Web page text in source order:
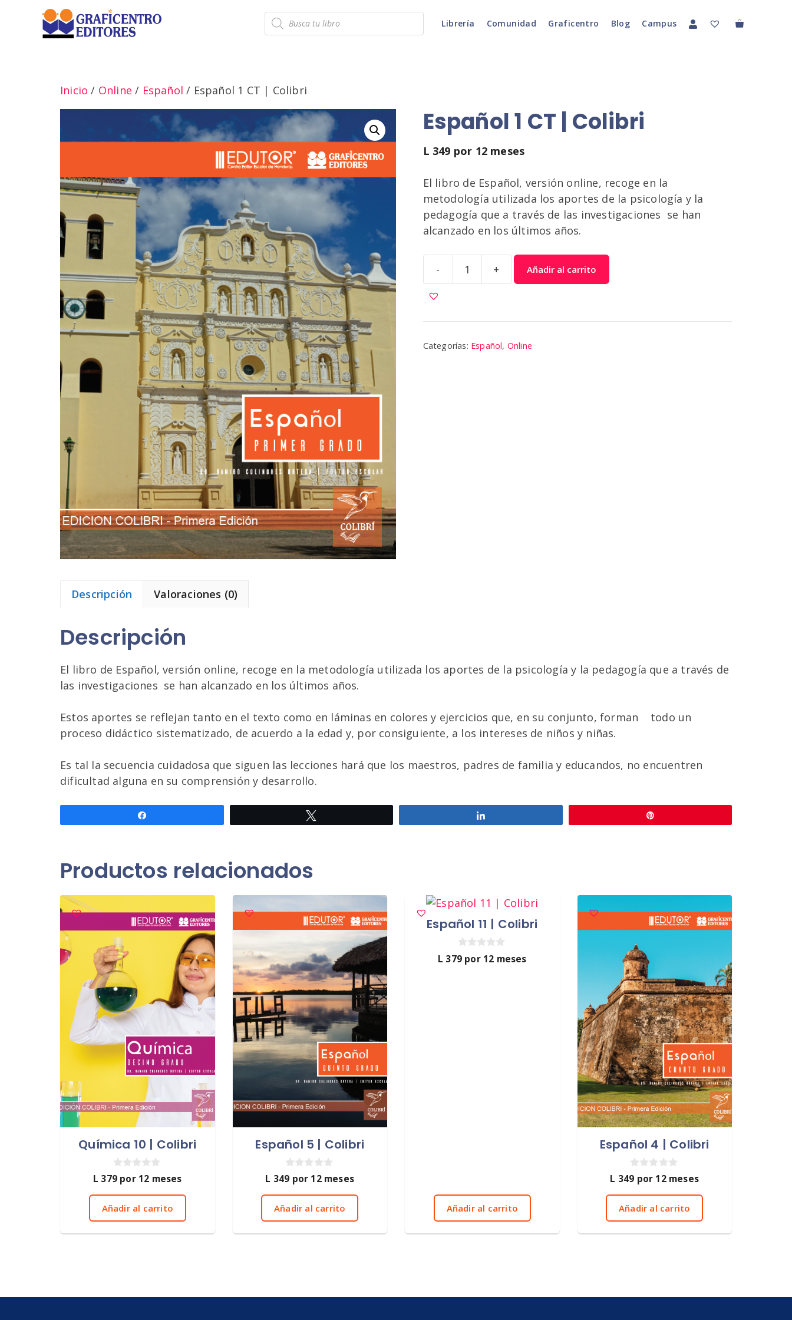
contenido
Búsqueda
de
productos
Librería Comunidad Graficentro Blog Campus
Inicio / Online / Español / Español 1 CT | Colibri
Español 1 CT | Colibri
L 349 por 12 meses
El libro de Español, versión online, recoge en la
metodología utilizada los aportes de la psicología y la
pedagogía que a través de las investigaciones se han
alcanzado en los últimos años.
-
|
Colibri
cantidad
+ Añadir al carrito
Categorías: Español, Online
Descripción Valoraciones (0)
Descripción
El libro de Español, versión online, recoge en la metodología utilizada los aportes de la psicología y la pedagogía que a través de
las investigaciones se han alcanzado en los últimos años.
Estos aportes se reflejan tanto en el texto como en láminas en colores y ejercicios que, en su conjunto, forman todo un
proceso didáctico sistematizado, de acuerdo a la edad y, por consiguiente, a los intereses de niños y niñas.
Es tal la secuencia cuidadosa que siguen las lecciones hará que los maestros, padres de familia y educandos, no encuentren
dificultad alguna en su comprensión y desarrollo.
Productos relacionados
Química 10 | Colibri
0
d
e
L 379por 12 meses
Añadir al carrito
Español 5 | Colibri
0
d
e
L 349 por 12 meses
Añadir al carrito
Español 11 | Colibri
0
d
L 379por 12 meses
Añadir al carrito
Español 4 | Colibri
0
d
e
L 349 por 12 meses
Añadir al carrito